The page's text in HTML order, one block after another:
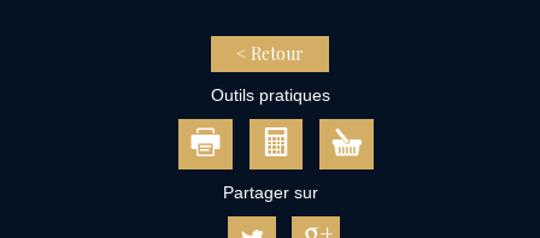
< Retour
Outils pratiques
Partager sur